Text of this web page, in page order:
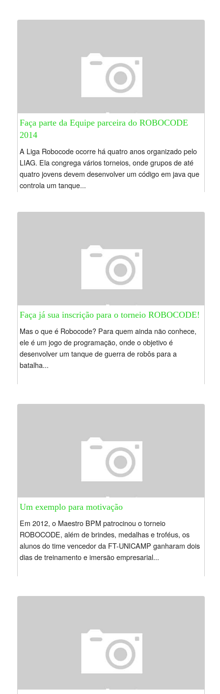
Faça parte da Equipe parceira do ROBOCODE
2014
A Liga Robocode ocorre há quatro anos organizado pelo
LIAG. Ela congrega vários torneios, onde grupos de até
quatro jovens devem desenvolver um código em java que
controla um tanque...
Faça já sua inscrição para o torneio ROBOCODE!
Mas o que é Robocode? Para quem ainda não conhece,
ele é um jogo de programação, onde o objetivo é
desenvolver um tanque de guerra de robôs para a
batalha...
Um exemplo para motivação
Em 2012, o Maestro BPM patrocinou o torneio
ROBOCODE, além de brindes, medalhas e troféus, os
alunos do time vencedor da FT-UNICAMP ganharam dois
dias de treinamento e imersão empresarial...